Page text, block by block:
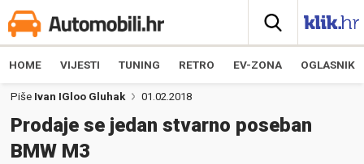
HOME VIJESTI TUNING RETRO EV-ZONA OGLASNIK
Piše Ivan IGloo Gluhak 01.02.2018
Prodaje se jedan stvarno poseban
BMW M3